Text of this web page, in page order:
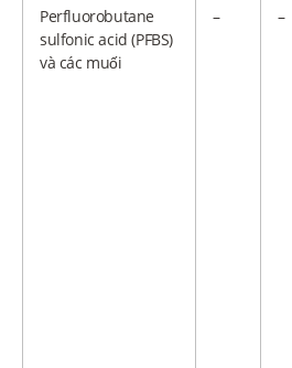
Perfluorobutane
sulfonic acid (PFBS)
và các muối
– –